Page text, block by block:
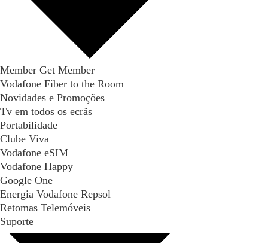
Member Get Member
Vodafone Fiber to the Room
Novidades e Promoções
Tv em todos os ecrãs
Portabilidade
Clube Viva
Vodafone eSIM
Vodafone Happy
Google One
Energia Vodafone Repsol
Retomas Telemóveis
Suporte